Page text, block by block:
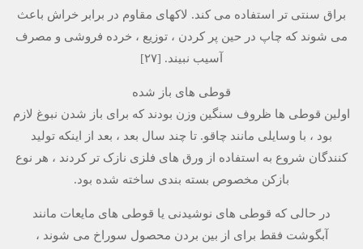
براق سنتی تر استفاده می کند. لاکهای مقاوم در برابر خراش باعث
می شوند که چاپ در حین پر کردن ، توزیع ، خرده فروشی و مصرف
آسیب نبیند. [۲۷]
قوطی های باز شده
اولین قوطی ها ظروف سنگین وزن بودند که برای باز شدن نبوغ لازم
بود ، با وسایلی مانند چاقو. تا چند سال بعد ، بعد از اینکه تولید
کنندگان شروع به استفاده از ورق های فلزی نازک تر کردند ، هر نوع
بازکن مخصوص بسته بندی ساخته شده بود.
در حالی که قوطی های نوشیدنی یا قوطی های مایعات مانند
آبگوشت فقط برای از بین بردن محصول سوراخ می شوند ،